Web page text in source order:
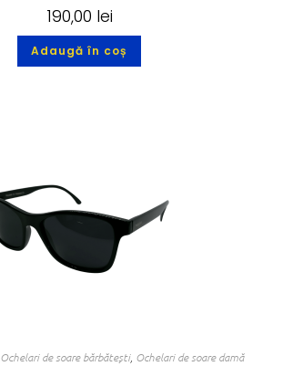
190,00 lei
Adaugă în coș
Ochelari de soare bărbătești, Ochelari de soare damă